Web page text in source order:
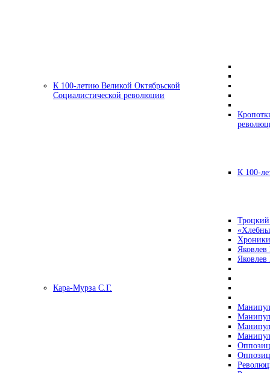
К 100-летию Великой Октябрьской
Социалистической революции
К 100-
Кара-Мурза С.Г.